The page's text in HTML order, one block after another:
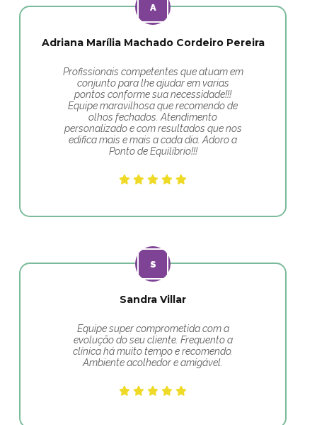
Adriana Marília Machado Cordeiro Pereira
Profissionais competentes que atuam em
conjunto para lhe ajudar em varias
pontos conforme sua necessidade!!!
Equipe maravilhosa que recomendo de
olhos fechados. Atendimento
personalizado e com resultados que nos
edifica mais e mais a cada dia. Adoro a
Ponto de Equilíbrio!!!
Sandra Villar
Equipe super comprometida com a
evolução do seu cliente. Frequento a
clínica há muito tempo e recomendo.
Ambiente acolhedor e amigável.